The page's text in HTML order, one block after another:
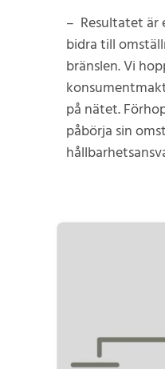
– Resultatet är
bidra till
bränslen. Vi
på nätet.
påbörja sin